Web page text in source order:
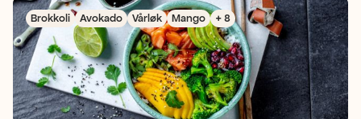
Brokkoli Avokado Vårløk Mango + 8